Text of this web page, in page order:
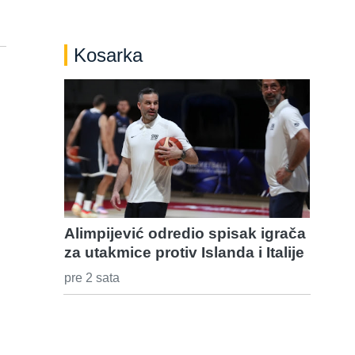
Kosarka
Alimpijević odredio spisak igrača
za utakmice protiv Islanda i Italije
pre 2 sata